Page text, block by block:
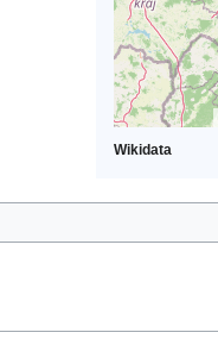
Wikidata